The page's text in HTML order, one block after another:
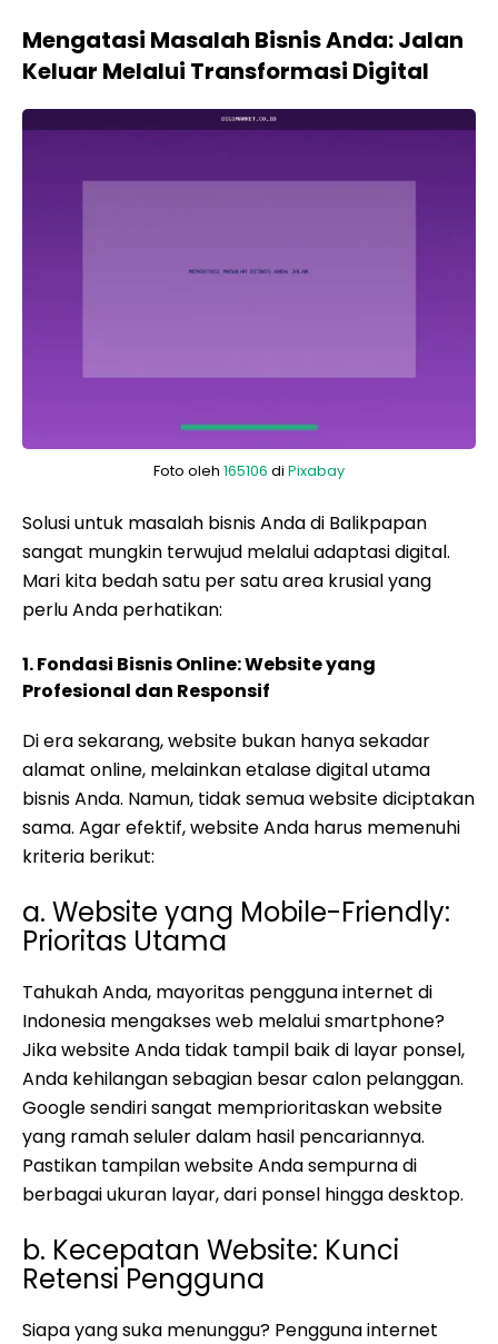
Mengatasi Masalah Bisnis Anda: Jalan
Keluar Melalui Transformasi Digital
Foto oleh 165106 di Pixabay
Solusi untuk masalah bisnis Anda di Balikpapan
sangat mungkin terwujud melalui adaptasi digital.
Mari kita bedah satu per satu area krusial yang
perlu Anda perhatikan:
1. Fondasi Bisnis Online: Website yang
Profesional dan Responsif
Di era sekarang, website bukan hanya sekadar
alamat online, melainkan etalase digital utama
bisnis Anda. Namun, tidak semua website diciptakan
sama. Agar efektif, website Anda harus memenuhi
kriteria berikut:
a. Website yang Mobile-Friendly:
Prioritas Utama
Tahukah Anda, mayoritas pengguna internet di
Indonesia mengakses web melalui smartphone?
Jika website Anda tidak tampil baik di layar ponsel,
Anda kehilangan sebagian besar calon pelanggan.
Google sendiri sangat memprioritaskan website
yang ramah seluler dalam hasil pencariannya.
Pastikan tampilan website Anda sempurna di
berbagai ukuran layar, dari ponsel hingga desktop.
b. Kecepatan Website: Kunci
Retensi Pengguna
Siapa yang suka menunggu? Pengguna internet